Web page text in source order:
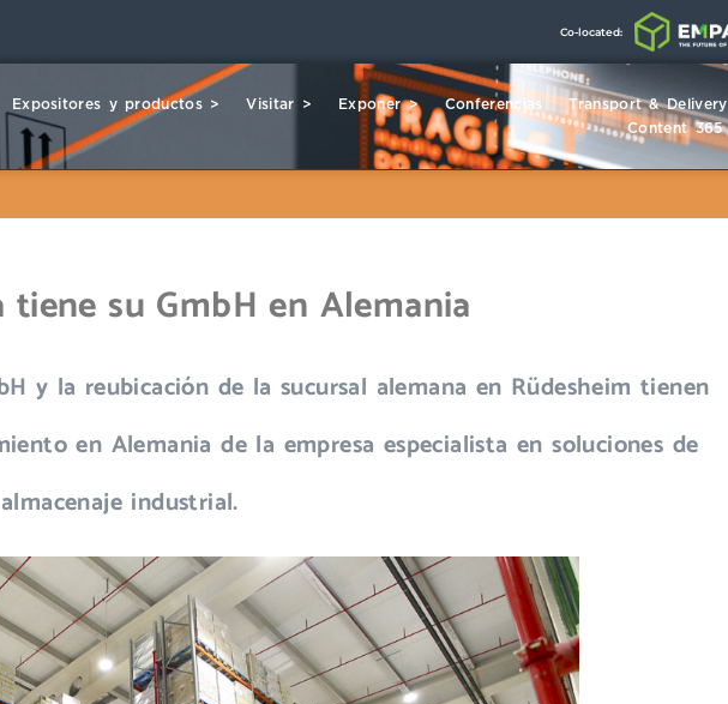
Co-located:
Expositores y productos > Visitar > Exponer > Conferencias
Transport & Delivery
Content 365
tiene su GmbH en Alemania
y la reubicación de la sucursal alemana en Rüdesheim tienen
en Alemania de la empresa especialista en soluciones de
almacenaje industrial.